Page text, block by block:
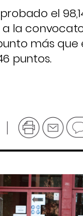
el
a la
más
puntos.